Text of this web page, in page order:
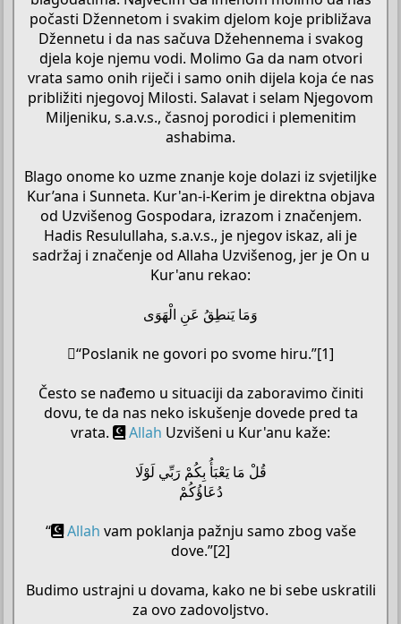
m
e
u
m
počasti Džennetom i svakim djelom koje približava
Džennetu i da nas sačuva Džehennema i svakog
djela koje njemu vodi. Molimo Ga da nam otvori
vrata samo onih riječi i samo onih dijela koja će nas
približiti njegovoj Milosti. Salavat i selam Njegovom
Miljeniku, s.a.v.s., časnoj porodici i plemenitim
ashabima.
Blago onome ko uzme znanje koje dolazi iz svjetiljke
Kur’ana i Sunneta. Kur'an-i-Kerim je direktna objava
od Uzvišenog Gospodara, izrazom i značenjem.
Hadis Resulullaha, s.a.v.s., je njegov iskaz, ali je
sadržaj i značenje od Allaha Uzvišenog, jer je On u
Kur'anu rekao:
وَمَا يَنطِقُ عَنِ الْهَوَى
“ٰPoslanik ne govori po svome hiru.”[1]
Često se nađemo u situaciji da zaboravimo činiti
dovu, te da nas neko iskušenje dovede pred ta
vrata.
Allah Uzvišeni u Kur'anu kaže:
قُلْ مَا يَعْبَأُ بِكُمْ رَبِّي لَوْلَا
دُعَاؤُكُمْ
“
Allah vam poklanja pažnju samo zbog vaše
dove.”[2]
Budimo ustrajni u dovama, kako ne bi sebe uskratili
za ovo zadovoljstvo.